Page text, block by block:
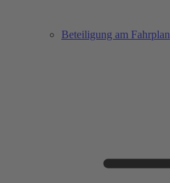
Beteiligung am Fahrplan